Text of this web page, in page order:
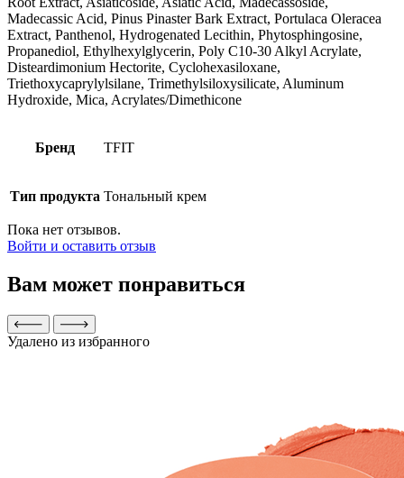
Madecassic Acid, Pinus Pinaster Bark Extract, Portulaca Oleracea
Extract, Panthenol, Hydrogenated Lecithin, Phytosphingosine,
Propanediol, Ethylhexylglycerin, Poly C10-30 Alkyl Acrylate,
Disteardimonium Hectorite, Cyclohexasiloxane,
Triethoxycaprylylsilane, Trimethylsiloxysilicate, Aluminum
Hydroxide, Mica, Acrylates/Dimethicone
Бренд TFIT
Тип продукта Тональный крем
Пока нет отзывов.
Войти и оставить отзыв
Вам может понравиться
Удалено из избранного